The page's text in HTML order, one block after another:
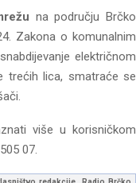
na području Brčko
Zakona o komunalnim
električnom
trećih lica, smatraće se
više u korisničkom
07.